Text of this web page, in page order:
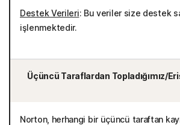
Destek Verileri: Bu veriler size destek
işlenmektedir.
Üçüncü Taraflardan Topladığımız/
Norton, herhangi bir üçüncü taraftan